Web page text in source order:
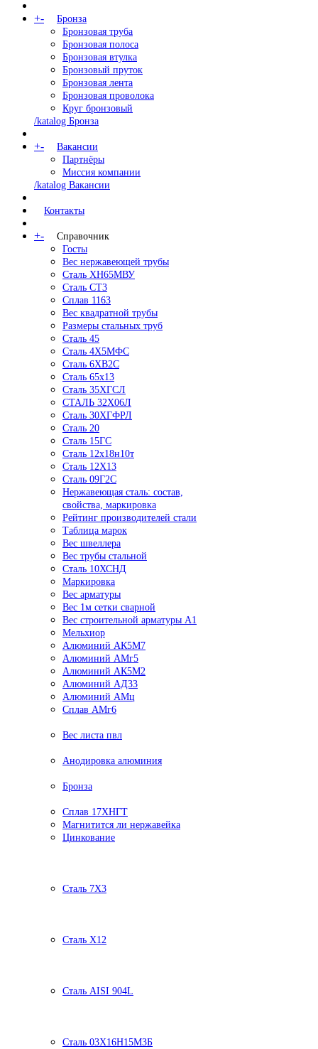
+-
Бронза
Бронзовая труба
Бронзовая полоса
Бронзовая втулка
Бронзовый пруток
Бронзовая лента
Бронзовая проволока
Круг бронзовый
/katalog Бронза
+-
Вакансии
Партнёры
Миссия компании
/katalog Вакансии
Контакты
+-
Справочник
Госты
Вес нержавеющей трубы
Сталь ХН65МВУ
Сталь СТ3
Сплав 1163
Вес квадратной трубы
Размеры стальных труб
Сталь 45
Сталь 4Х5МФС
Сталь 6ХВ2С
Сталь 65х13
Сталь 35ХГСЛ
СТАЛЬ 32Х06Л
Сталь 30ХГФРЛ
Сталь 20
Сталь 15ГС
Сталь 12х18н10т
Сталь 12Х13
Сталь 09Г2С
Нержавеющая сталь: состав,
свойства, маркировка
Рейтинг производителей стали
Таблица марок
Вес швеллера
Вес трубы стальной
Сталь 10ХСНД
Маркировка
Вес арматуры
Вес 1м сетки сварной
Вес строительной арматуры А1
Мельхиор
Алюминий АК5М7
Алюминий АМг5
Алюминий АК5М2
Алюминий АД33
Алюминий АМц
Сплав АМг6
Вес листа пвл
Анодировка алюминия
Бронза
Сплав 17ХНГТ
Магнитится ли нержавейка
Цинкование
Сталь 7Х3
Сталь Х12
Сталь AISI 904L
Сталь 03Х16Н15М3Б